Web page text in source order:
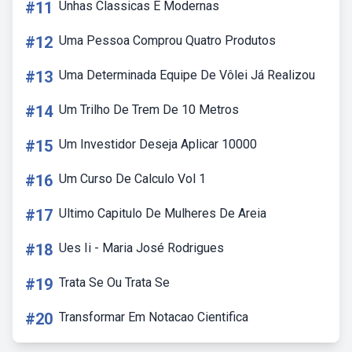
#11 Unhas Classicas E Modernas
#12 Uma Pessoa Comprou Quatro Produtos
#13 Uma Determinada Equipe De Vôlei Já Realizou
#14 Um Trilho De Trem De 10 Metros
#15 Um Investidor Deseja Aplicar 10000
#16 Um Curso De Calculo Vol 1
#17 Ultimo Capitulo De Mulheres De Areia
#18 Ues Ii - Maria José Rodrigues
#19 Trata Se Ou Trata Se
#20 Transformar Em Notacao Cientifica